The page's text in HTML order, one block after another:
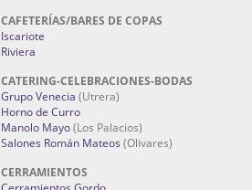
CAFETERÍAS/BARES DE COPAS
Iscariote
Riviera
CATERING-CELEBRACIONES-BODAS
Grupo Venecia (Utrera)
Horno de Curro
Manolo Mayo(Los Palacios)
Salones Román Mateos (Olivares)
CERRAMIENTOS